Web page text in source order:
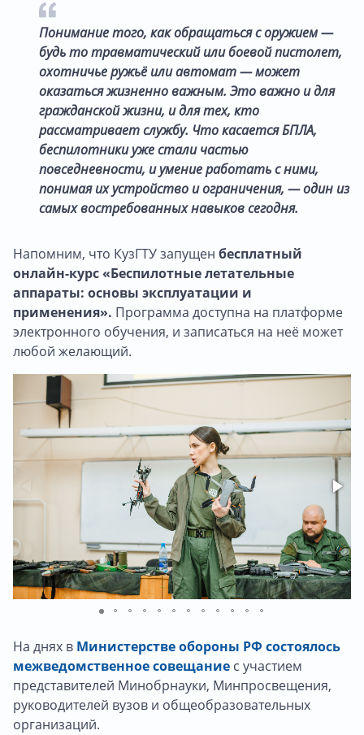
Понимание того, как обращаться с оружием —
будь то травматический или боевой пистолет,
охотничье ружьё или автомат — может
оказаться жизненно важным. Это важно и для
гражданской жизни, и для тех, кто
рассматривает службу. Что касается БПЛА,
беспилотники уже стали частью
повседневности, и умение работать с ними,
понимая их устройство и ограничения, — один из
самых востребованных навыков сегодня.
Напомним, что КузГТУ запущен бесплатный
онлайн-курс «Беспилотные летательные
аппараты: основы эксплуатации и
применения». Программа доступна на платформе
электронного обучения, и записаться на неё может
любой желающий.
На днях в Министерстве обороны РФ состоялось
межведомственное совещание с участием
представителей Минобрнауки, Минпросвещения,
руководителей вузов и общеобразовательных
организаций.